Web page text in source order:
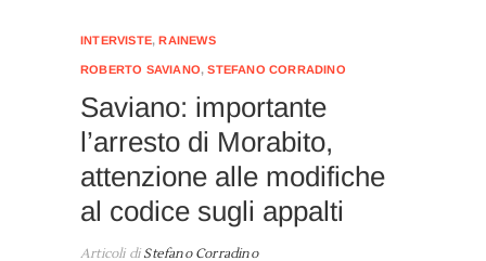
INTERVISTE,RAINEWS
ROBERTO SAVIANO,STEFANO CORRADINO
Saviano: importante
l’arresto di Morabito,
attenzione alle modifiche
al codice sugli appalti
Articoli diStefano Corradino